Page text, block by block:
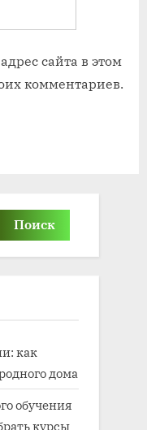
сайта в этом
комментариев.
как
дома
обучения
курсы